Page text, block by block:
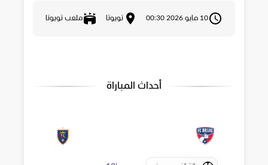
10 مايو 2026 00:30 تويوتا ملعب تويوتا
أحداث المباراة